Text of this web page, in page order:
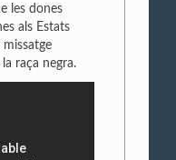
les dones
als Estats
raça negra.